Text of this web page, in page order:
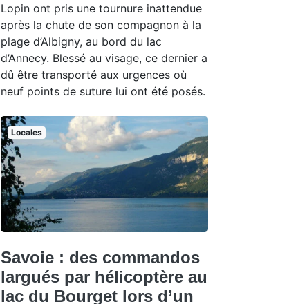
Lopin ont pris une tournure inattendue
après la chute de son compagnon à la
plage d’Albigny, au bord du lac
d’Annecy. Blessé au visage, ce dernier a
dû être transporté aux urgences où
neuf points de suture lui ont été posés.
Locales
Savoie : des commandos
largués par hélicoptère au
lac du Bourget lors d’un